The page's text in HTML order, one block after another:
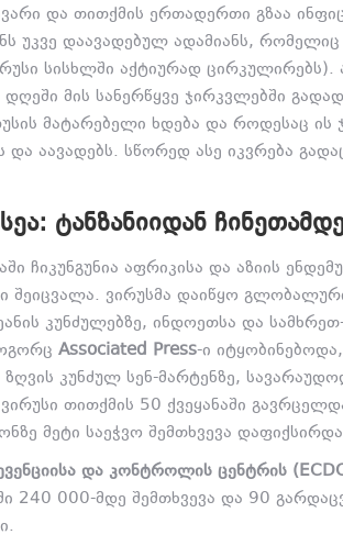
და თითქმის ერთადერთი გზაა
უკვე დაავადებულ ადამიანს,
სისხლში აქტიურად ცირკულირებს).
მის სანერწყვე ჯირკვლებში
მატარებელი ხდება და როდესაც ის
და აავადებს. სწორედ ასე იკვრება
ᲢᲐᲜᲖᲐᲜᲘᲘᲓᲐᲜ
ჩიკუნგუნია აფრიკისა და აზიის
შეიცვალა. ვირუსმა დაიწყო
კუნძულებზე, ინდოეთსა და
Associated Press-ი
კუნძულ სენ-მარტენზე,
თითქმის 50 ქვეყანაში
მეტი საეჭვო შემთხვევა
და კონტროლის ცენტრის
240 000-მდე შემთხვევა და 90